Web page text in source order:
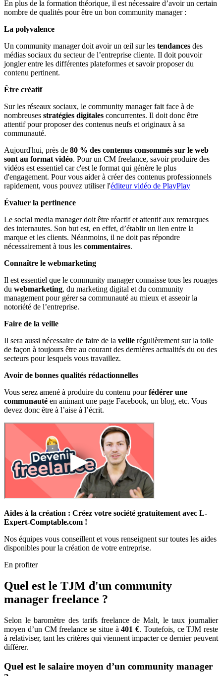
En plus de la formation théorique, il est nécessaire d’avoir un certain
nombre de qualités pour être un bon community manager :
La polyvalence
Un community manager doit avoir un œil sur les tendances des
médias sociaux du secteur de l’entreprise cliente. Il doit pouvoir
jongler entre les différentes plateformes et savoir proposer du
contenu pertinent.
Être créatif
Sur les réseaux sociaux, le community manager fait face à de
nombreuses stratégies digitales concurrentes. Il doit donc être
attentif pour proposer des contenus neufs et originaux à sa
communauté.
Aujourd'hui, près de 80 % des contenus consommés sur le web
sont au format vidéo. Pour un CM freelance, savoir produire des
vidéos est essentiel car c'est le format qui génère le plus
d'engagement. Pour vous aider à créer des contenus professionnels
rapidement, vous pouvez utiliser l'éditeur vidéo de PlayPlay
Évaluer la pertinence
Le social media manager doit être réactif et attentif aux remarques
des internautes. Son but est, en effet, d’établir un lien entre la
marque et les clients. Néanmoins, il ne doit pas répondre
nécessairement à tous les commentaires.
Connaître le webmarketing
Il est essentiel que le community manager connaisse tous les rouages
du webmarketing, du marketing digital et du community
management pour gérer sa communauté au mieux et asseoir la
notoriété de l’entreprise.
Faire de la veille
Il sera aussi nécessaire de faire de la veille régulièrement sur la toile
de façon à toujours être au courant des dernières actualités du ou des
secteurs pour lesquels vous travaillez.
Avoir de bonnes qualités rédactionnelles
Vous serez amené à produire du contenu pourfédérer une
communauté en animant une page Facebook, un blog, etc. Vous
devez donc être à l’aise à l’écrit.
Aides à la création : Créez votre société gratuitement avec L-
Expert-Comptable.com !
Nos équipes vous conseillent et vous renseignent sur toutes les aides
disponibles pour la création de votre entreprise.
En profiter
Quel est le TJM d'un community
manager freelance ?
Selon le baromètre des tarifs freelance de Malt, le taux journalier
moyen d’un CM freelance se situe à401 €. Toutefois, ce TJM reste
à relativiser, tant les critères qui viennent impacter ce dernier peuvent
différer.
Quel est le salaire moyen d’un community manager